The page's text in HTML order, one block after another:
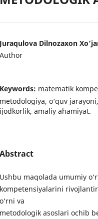
Juraqulova Dilnozaxon
Author
Keywords: matematik
metodologiya, o‘quv
ijodkorlik, amaliy ahamiyat.
Abstract
Ushbu maqolada umumiy
kompetensiyalarini
o‘rni va
metodologik asoslari ochib